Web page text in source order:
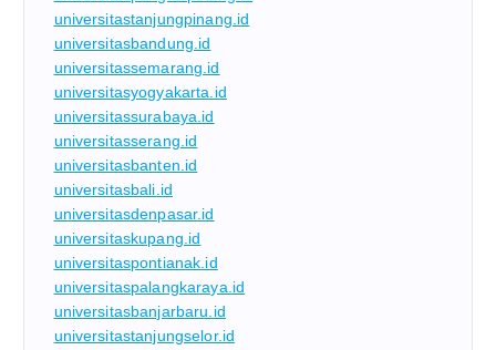
universitastanjungpinang.id
universitasbandung.id
universitassemarang.id
universitasyogyakarta.id
universitassurabaya.id
universitasserang.id
universitasbanten.id
universitasbali.id
universitasdenpasar.id
universitaskupang.id
universitaspontianak.id
universitaspalangkaraya.id
universitasbanjarbaru.id
universitastanjungselor.id